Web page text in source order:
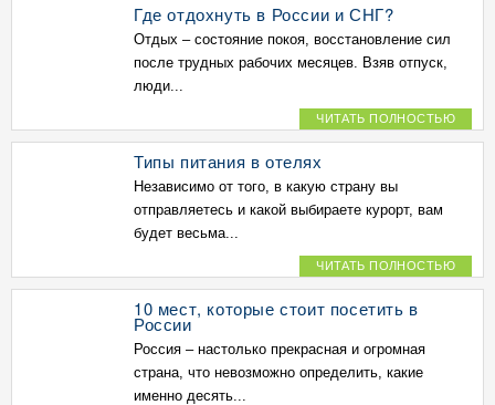
Где отдохнуть в России и СНГ?
Отдых – состояние покоя, восстановление сил
после трудных рабочих месяцев. Взяв отпуск,
люди...
ЧИТАТЬ ПОЛНОСТЬЮ
Типы питания в отелях
Независимо от того, в какую страну вы
отправляетесь и какой выбираете курорт, вам
будет весьма...
ЧИТАТЬ ПОЛНОСТЬЮ
10 мест, которые стоит посетить в
России
Россия – настолько прекрасная и огромная
страна, что невозможно определить, какие
именно десять...